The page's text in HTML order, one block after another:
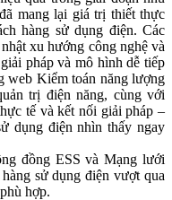
mang lại giá trị thiết thực
hàng sử dụng điện. Các
xu hướng công nghệ và
pháp và mô hình dễ tiếp
web Kiểm toán năng lượng
trị điện năng, cùng với
tế và kết nối giải pháp –
dụng điện nhìn thấy ngay
đồng ESS và Mạng lưới
sử dụng điện vượt qua
hợp.